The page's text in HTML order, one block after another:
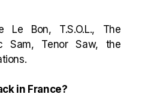
Le Bon, T.S.O.L., The
Sam, Tenor Saw, the
in France?